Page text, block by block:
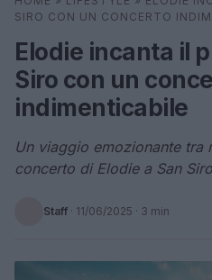
Cerca
SIRO CON UN CONCERTO
Elodie incanta il
Siro con un
indimenticabile
Un viaggio emozionante tra
concerto di Elodie a San
Staff · 11/06/2025 · 3 min